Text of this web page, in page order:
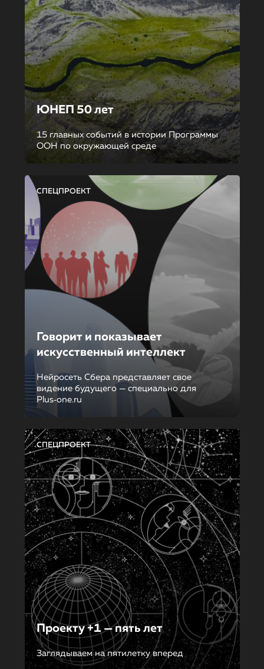
ЮНЕП 50 лет
15 главных событий в истории Программы
ООН по окружающей среде
СПЕЦПРОЕКТ
Говорит и показывает
искусственный интеллект
Нейросеть Сбера представляет свое
видение будущего — специально для
Plus‑one.ru
СПЕЦПРОЕКТ
Проекту +1 — пять лет
Заглядываем на пятилетку вперед